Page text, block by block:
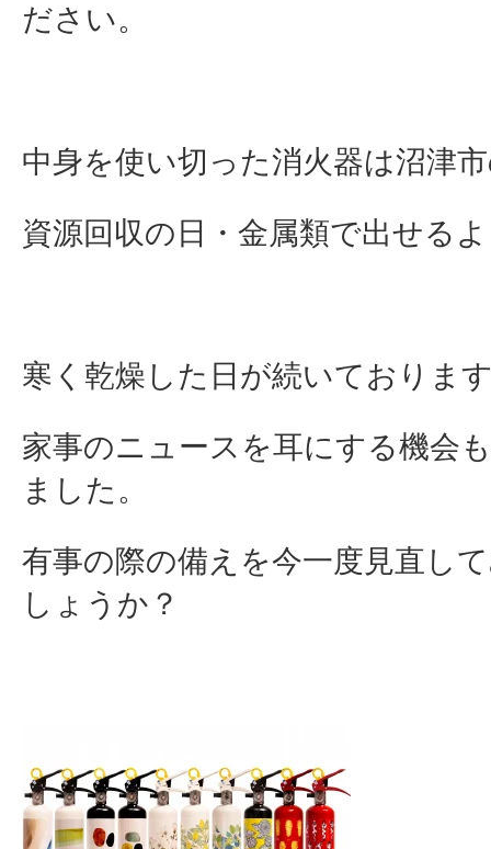
ださい。
中身を使い切った消火器は沼津
資源回収の日・金属類で出せる
寒く乾燥した日が続いておりま
家事のニュースを耳にする機会
ました。
有事の際の備えを今一度見直し
しょうか？